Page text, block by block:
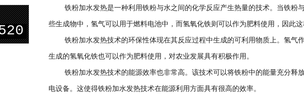
铁粉加水发热是一种利用铁粉与水之间的化学反应产生热量的技术。当铁粉
些生成物中，氢气可以用于燃料电池中，而氢氧化铁则可以作为肥料使用，因此这
铁粉加水发热技术的环保性体现在其反应过程中生成的可利用物质上。氢气作
生成的氢氧化铁也可以作为肥料使用，对农业发展具有积极作用。
铁粉加水发热技术的能源效率也非常高。该技术可以将铁粉中的能量充分释
电设备。这使得铁粉加水发热技术在能源利用方面具有很高的效率。